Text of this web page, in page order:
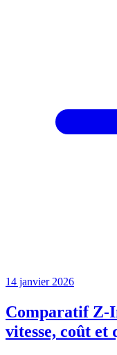
14 janvier 2026
Comparatif Z-
vitesse, coût et